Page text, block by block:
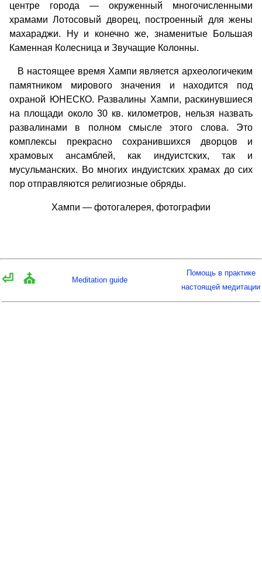
центре города — окруженный многочисленными
храмами Лотосовый дворец, построенный для жены
махараджи. Ну и конечно же, знаменитые Большая
Каменная Колесница и Звучащие Колонны.
В настоящее время Хампи является археологичеким
памятником мирового значения и находится под
охраной ЮНЕСКО. Развалины Хампи, раскинувшиеся
на площади около 30 кв. километров, нельзя назвать
развалинами в полном смысле этого слова. Это
комплексы прекрасно сохранившихся дворцов и
храмовых ансамблей, как индуистских, так и
мусульманских. Во многих индуистских храмах до сих
пор отправляются религиозные обряды.
Хампи — фотогалерея, фотографии
⏎ ⛪ Meditation guide
Помощь в практике
настоящей медитации